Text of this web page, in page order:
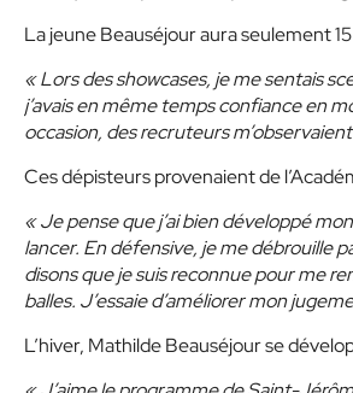
La jeune Beauséjour aura seulement
« Lors des showcases, je me sentais
j’avais en même temps confiance en
occasion, des recruteurs
Ces dépisteurs provenaient de
« Je pense que j’ai bien développé
lancer. En défensive, je me débrouille
disons que je suis reconnue pour me
balles. J’essaie d’améliorer mon
L’hiver, Mathilde Beauséjour se